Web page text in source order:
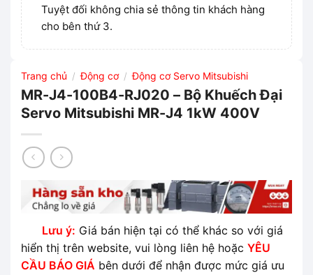
Tuyệt đối không chia sẻ thông tin khách hàng
cho bên thứ 3.
Trang chủ / Động cơ / Động cơ Servo Mitsubishi
MR-J4-100B4-RJ020 – Bộ Khuếch Đại
Servo Mitsubishi MR-J4 1kW 400V
Lưu ý: Giá bán hiện tại có thể khác so với giá
hiển thị trên website, vui lòng liên hệ hoặc YÊU
CẦU BÁO GIÁ bên dưới để nhận được mức giá ưu